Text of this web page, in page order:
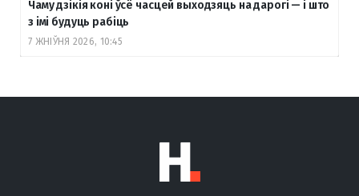
Чаму дзікія коні ўсё часцей выходзяць на дарогі — і што
з імі будуць рабіць
7 ЖНІЎНЯ 2026, 10:45